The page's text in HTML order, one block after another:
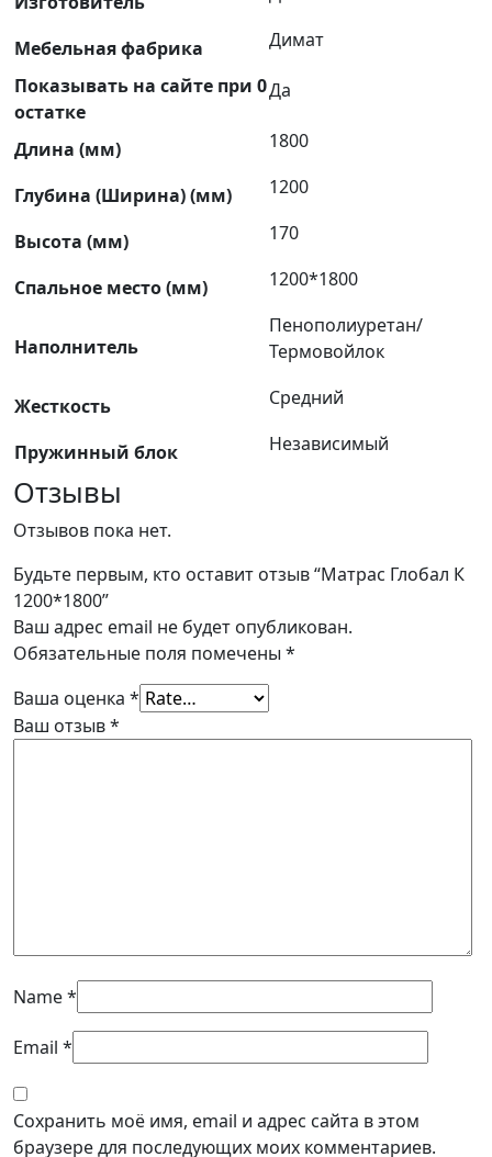
Мебельная фабрика
Димат
Показывать на сайте при 0
остатке
Да
Длина (мм) 1800
Глубина (Ширина) (мм) 1200
Высота (мм) 170
Спальное место (мм) 1200*1800
Наполнитель
Пенополиуретан/
Термовойлок
Жесткость Средний
Пружинный блок Независимый
Отзывы
Отзывов пока нет.
Будьте первым, кто оставит отзыв “Матрас Глобал К
1200*1800”
Ваш адрес email не будет опубликован.
Обязательные поля помечены *
Ваша оценка *
Ваш отзыв*
Name*
Email *
Сохранить моё имя, email и адрес сайта в этом
браузере для последующих моих комментариев.